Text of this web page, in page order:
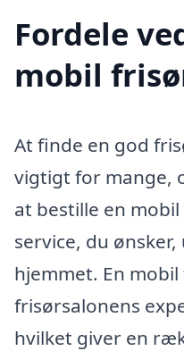
Fordele
mobil
At finde en god
vigtigt for mange,
at bestille en
service, du
hjemmet. En
frisørsalonens
hvilket giver en